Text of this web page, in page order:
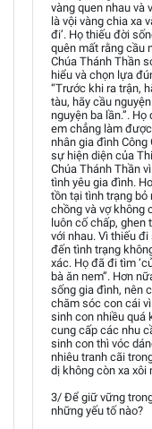
vàng quen nhau và
là vội vàng chia xa
đi’. Họ thiếu đời
quên mất rằng cầu
Chúa Thánh Thần
hiểu và chọn lựa
“Trước khi ra trận,
tàu, hãy cầu
nguyện ba lần.”.
em chẳng làm
nhân gia đình Công
sự hiện diện của
Chúa Thánh Thần
tình yêu gia đình.
tồn tại tình trạng bỏ
chồng và vợ không
luôn cố chấp, ghen
với nhau. Vì thiếu
đến tình trạng
xác. Họ đã đi tìm
bà ăn nem”. Hơn
sống gia đình, nên
chăm sóc con cái
sinh con nhiều quá
cung cấp các nhu
sinh con thì vóc
nhiêu tranh cãi
dị không còn xa xôi
3/ Để giữ vững
những yếu tố nào?